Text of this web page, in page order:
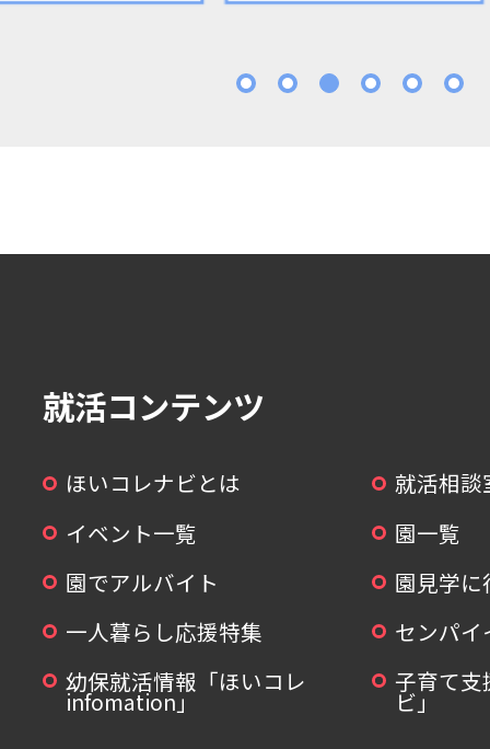
就活コンテンツ
ほいコレナビとは
就活相談
イベント一覧
園一覧
園でアルバイト
園見学
一人暮らし応援特集
センパ
幼保就活情報「ほいコレ
infomation」
子育て支
ビ」